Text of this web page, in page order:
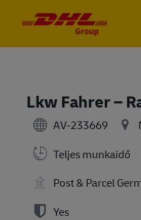
Lkw Fahrer –
AV-233669
Teljes munkaidő
Post & Parcel
Yes